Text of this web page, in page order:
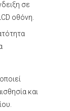
σε
οθόνη.
και